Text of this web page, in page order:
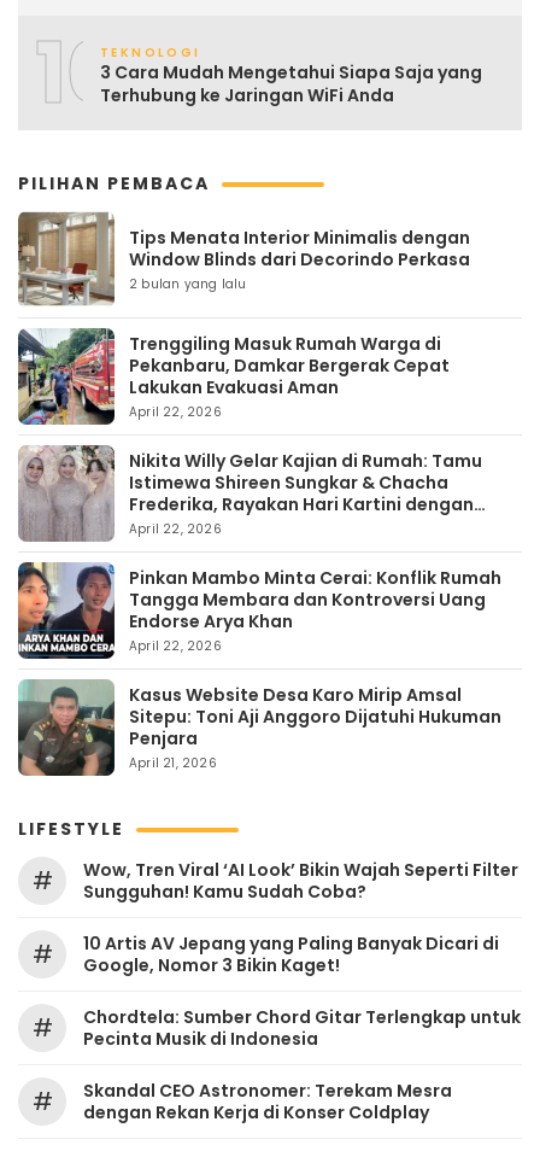
10TEKNOLOGI
3 Cara Mudah Mengetahui Siapa Saja yang
Terhubung ke Jaringan WiFi Anda
PILIHAN PEMBACA
Tips Menata Interior Minimalis dengan
Window Blinds dari Decorindo Perkasa
2 bulan yang lalu
Trenggiling Masuk Rumah Warga di
Pekanbaru, Damkar Bergerak Cepat
Lakukan Evakuasi Aman
April 22, 2026
Nikita Willy Gelar Kajian di Rumah: Tamu
Istimewa Shireen Sungkar & Chacha
Frederika, Rayakan Hari Kartini dengan
Kehangatan
April 22, 2026
Pinkan Mambo Minta Cerai: Konflik Rumah
Tangga Membara dan Kontroversi Uang
Endorse Arya Khan
April 22, 2026
Kasus Website Desa Karo Mirip Amsal
Sitepu: Toni Aji Anggoro Dijatuhi Hukuman
Penjara
April 21, 2026
LIFESTYLE
#
Wow, Tren Viral ‘AI Look’ Bikin Wajah Seperti Filter
Sungguhan! Kamu Sudah Coba?
#
10 Artis AV Jepang yang Paling Banyak Dicari di
Google, Nomor 3 Bikin Kaget!
#
Chordtela: Sumber Chord Gitar Terlengkap untuk
Pecinta Musik di Indonesia
#
Skandal CEO Astronomer: Terekam Mesra
dengan Rekan Kerja di Konser Coldplay